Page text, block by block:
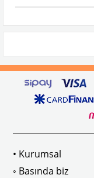
• Kurumsal
◦ Basında biz